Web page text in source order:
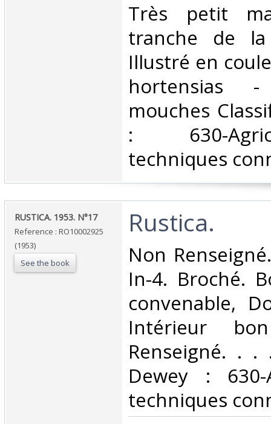
‎Très petit
tranche de
Illustré en
hortensias
mouches
: 630-
techniques
‎RUSTICA. 1953. N°17‎
Reference : RO10002925
(1953)
See the book
‎Rustica.‎
‎Non
In-4. Broché.
convenable,
Intérieur
Renseigné. . .
Dewey :
techniques